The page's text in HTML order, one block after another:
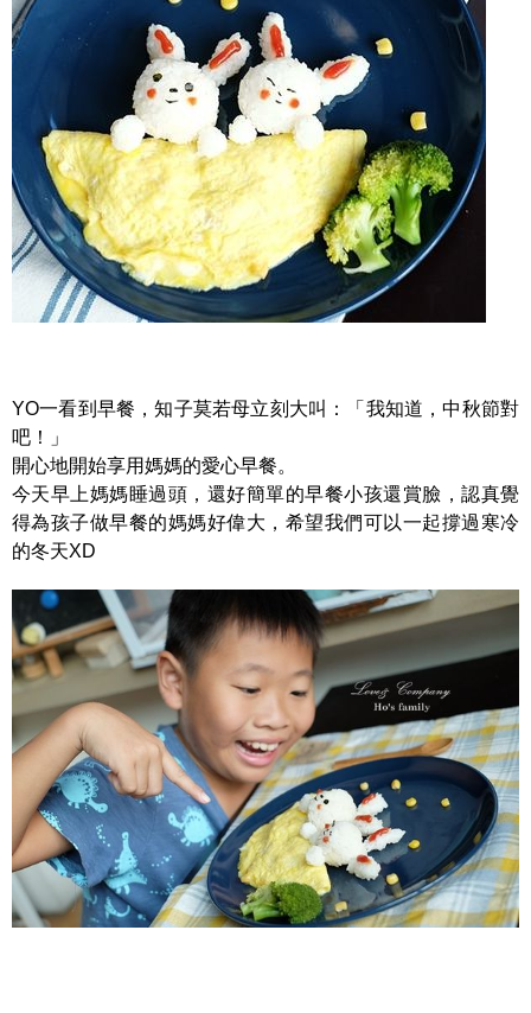
YO一看到早餐，知子莫若母立刻大叫：「我知道，中秋節對
吧！」
開心地開始享用媽媽的愛心早餐。
今天早上媽媽睡過頭，還好簡單的早餐小孩還賞臉，認真覺
得為孩子做早餐的媽媽好偉大，希望我們可以一起撐過寒冷
的冬天XD